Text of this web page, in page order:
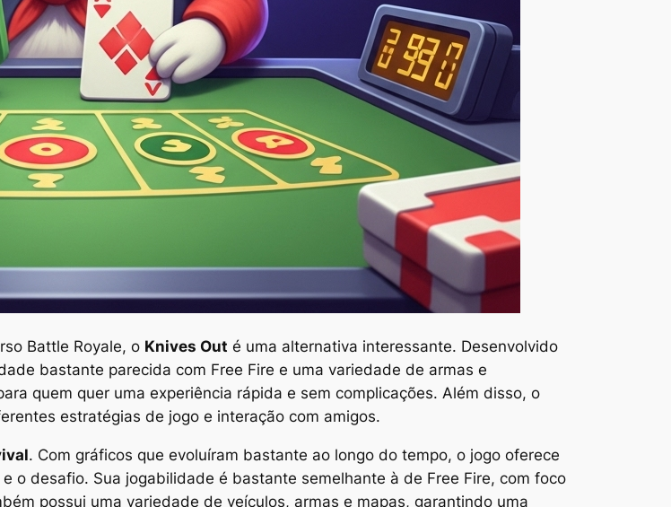
Battle Royale, o Knives Out é uma alternativa interessante. Desenvolvido
bastante parecida com Free Fire e uma variedade de armas e
quem quer uma experiência rápida e sem complicações. Além disso, o
estratégias de jogo e interação com amigos.
. Com gráficos que evoluíram bastante ao longo do tempo, o jogo oferece
o desafio. Sua jogabilidade é bastante semelhante à de Free Fire, com foco
possui uma variedade de veículos, armas e mapas, garantindo uma